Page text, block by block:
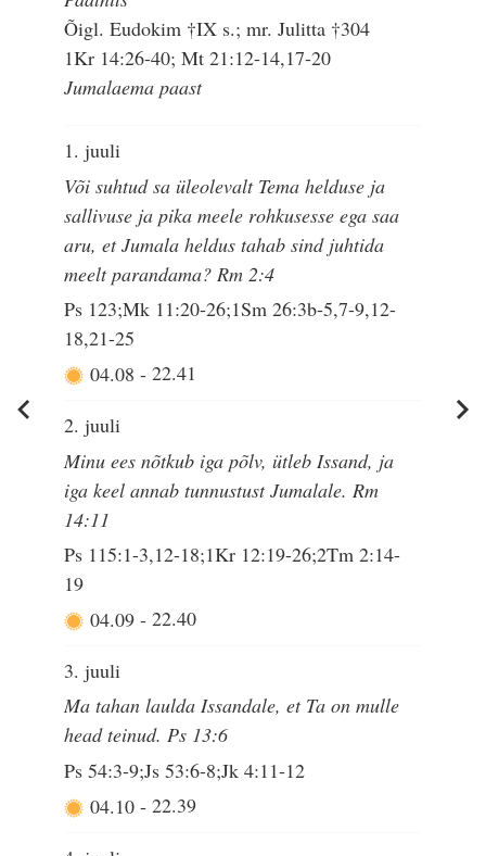
Õigl. Eudokim †IX s.; mr. Julitta †304
1Kr 14:26-40; Mt 21:12-14,17-20
Jumalaema paast
1. juuli
Või suhtud sa üleolevalt Tema helduse ja
sallivuse ja pika meele rohkusesse ega saa
aru, et Jumala heldus tahab sind juhtida
meelt parandama? Rm 2:4
Ps 123;Mk 11:20-26;1Sm 26:3b-5,7-9,12-
18,21-25
04.08 - 22.41
2. juuli
Minu ees nõtkub iga põlv, ütleb Issand, ja
iga keel annab tunnustust Jumalale. Rm
14:11
Ps 115:1-3,12-18;1Kr 12:19-26;2Tm 2:14-
19
04.09 - 22.40
3. juuli
Ma tahan laulda Issandale, et Ta on mulle
head teinud. Ps 13:6
Ps 54:3-9;Js 53:6-8;Jk 4:11-12
04.10 - 22.39